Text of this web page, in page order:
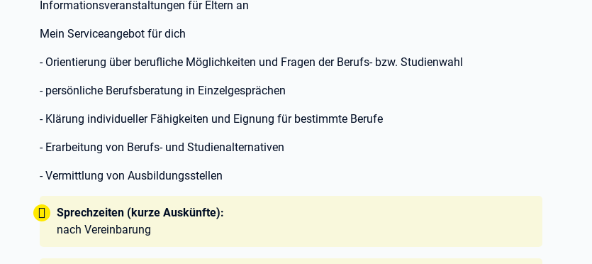
Informationsveranstaltungen für Eltern an
Mein Serviceangebot für dich
- Orientierung über berufliche Möglichkeiten und Fragen der Berufs- bzw. Studienwahl
- persönliche Berufsberatung in Einzelgesprächen
- Klärung individueller Fähigkeiten und Eignung für bestimmte Berufe
- Erarbeitung von Berufs- und Studienalternativen
- Vermittlung von Ausbildungsstellen
Tipp:
Sprechzeiten (kurze Auskünfte):
nach Vereinbarung